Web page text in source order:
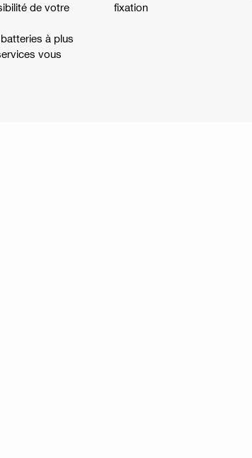
de votre
à plus
vous
fixation